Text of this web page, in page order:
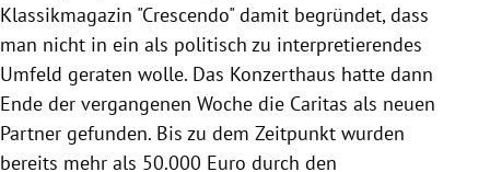
Klassikmagazin "Crescendo" damit begründet, dass
man nicht in ein als politisch zu interpretierendes
Umfeld geraten wolle. Das Konzerthaus hatte dann
Ende der vergangenen Woche die Caritas als neuen
Partner gefunden. Bis zu dem Zeitpunkt wurden
bereits mehr als 50.000 Euro durch den